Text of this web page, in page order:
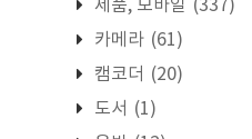
제품, 모바일 (337)
카메라 (61)
캠코더 (20)
도서 (1)